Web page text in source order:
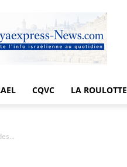
CQVC LA ROULOTTE